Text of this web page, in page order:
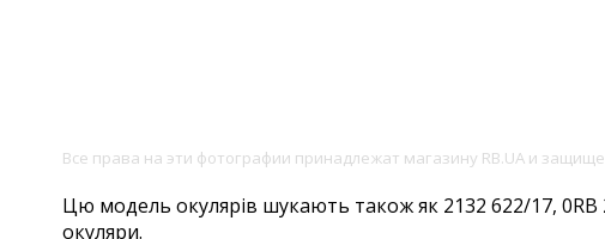
Все права на эти фотографии принадлежат магазину RB.UA и
Цю модель окулярів шукають також як 2132 622/17, 0RB
окуляри.